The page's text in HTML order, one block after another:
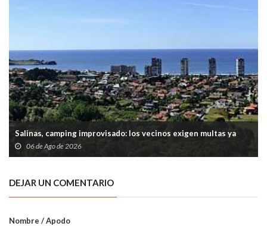
Salinas, camping improvisado: los vecinos exigen multas ya
06 de Ago de 2026
DEJAR UN COMENTARIO
Nombre / Apodo